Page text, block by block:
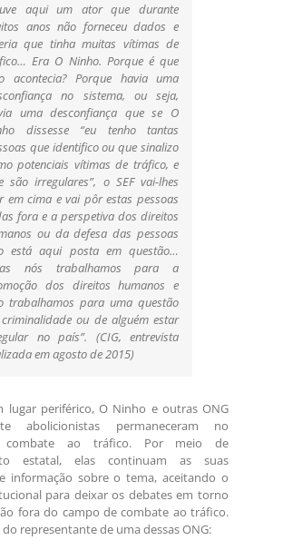
aqui um ator que durante
anos não forneceu dados e
que tinha muitas vítimas de
Era O Ninho. Porque é que
acontecia? Porque havia uma
no sistema, ou seja,
uma desconfiança que se O
dissesse “eu tenho tantas
que identifico ou que sinalizo
potenciais vítimas de tráfico, e
são irregulares”, o SEF vai-lhes
em cima e vai pôr estas pessoas
fora e a perspetiva dos direitos
ou da defesa das pessoas
está aqui posta em questão…
nós trabalhamos para a
dos direitos humanos e
trabalhamos para uma questão
ou de alguém estar
no país”. (CIG, entrevista
em agosto de 2015)
lugar periférico, O Ninho e outras ONG
abolicionistas permaneceram no
combate ao tráfico. Por meio de
estatal, elas continuam as suas
informação sobre o tema, aceitando o
para deixar os debates em torno
fora do campo de combate ao tráfico.
do representante de uma dessas ONG: